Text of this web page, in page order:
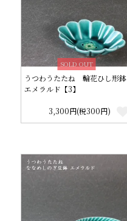
SOLD OUT
うつわうたたね 輪花ひし形鉢
エメラルド【3】
3,300円(税300円)